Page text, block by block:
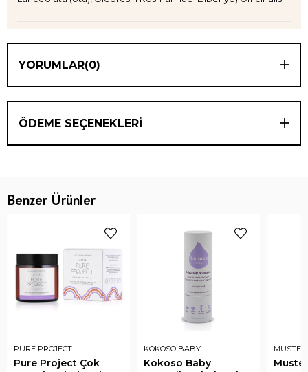
YORUMLAR(0)
ÖDEME SEÇENEKLERI
Benzer Ürünler
PURE PROJECT
Pure Project Çok
KOKOSO BABY
Kokoso Baby